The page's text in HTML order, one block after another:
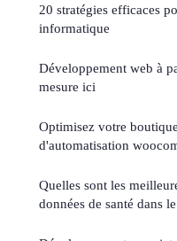
20 stratégies efficaces
informatique
Développement web à
mesure ici
Optimisez votre
d'automatisation
Quelles sont les
données de santé dans